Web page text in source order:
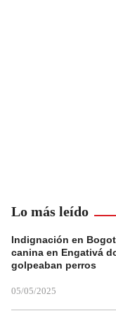
Lo más leído
Indignación en
canina en Engativá
golpeaban perros
05/05/2025